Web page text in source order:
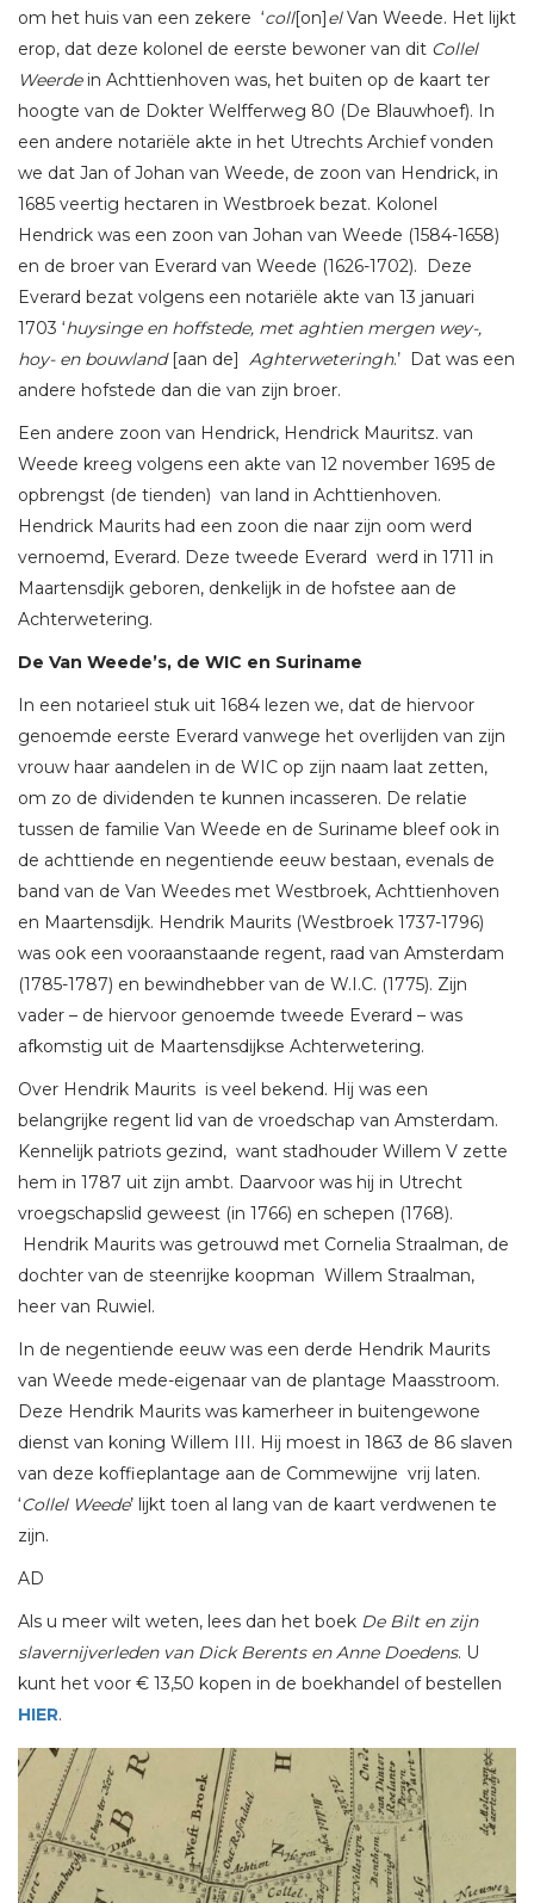
om het huis van een zekere ‘coll[on]elVan Weede. Het lijkt
erop, dat deze kolonel de eerste bewoner van dit Collel
Weerdein Achttienhoven was, het buiten op de kaart ter
hoogte van de Dokter Welfferweg 80 (De Blauwhoef). In
een andere notariële akte in het Utrechts Archief vonden
we dat Jan of Johan van Weede, de zoon van Hendrick, in
1685 veertig hectaren in Westbroek bezat. Kolonel
Hendrick was een zoon van Johan van Weede (1584-1658)
en de broer van Everard van Weede (1626-1702). Deze
Everard bezat volgens een notariële akte van 13 januari
1703 ‘huysinge en hoffstede, met aghtien mergen wey-,
hoy- en bouwland[aan de] Aghterweteringh.’ Dat was een
andere hofstede dan die van zijn broer.
Een andere zoon van Hendrick, Hendrick Mauritsz. van
Weede kreeg volgens een akte van 12 november 1695 de
opbrengst (de tienden) van land in Achttienhoven.
Hendrick Maurits had een zoon die naar zijn oom werd
vernoemd, Everard. Deze tweede Everard werd in 1711 in
Maartensdijk geboren, denkelijk in de hofstee aan de
Achterwetering.
De Van Weede’s, de WIC en Suriname
In een notarieel stuk uit 1684 lezen we, dat de hiervoor
genoemde eerste Everard vanwege het overlijden van zijn
vrouw haar aandelen in de WIC op zijn naam laat zetten,
om zo de dividenden te kunnen incasseren. De relatie
tussen de familie Van Weede en de Suriname bleef ook in
de achttiende en negentiende eeuw bestaan, evenals de
band van de Van Weedes met Westbroek, Achttienhoven
en Maartensdijk. Hendrik Maurits (Westbroek 1737-1796)
was ook een vooraanstaande regent, raad van Amsterdam
(1785-1787) en bewindhebber van de W.I.C. (1775). Zijn
vader – de hiervoor genoemde tweede Everard – was
afkomstig uit de Maartensdijkse Achterwetering.
Over Hendrik Maurits is veel bekend. Hij was een
belangrijke regent lid van de vroedschap van Amsterdam.
Kennelijk patriots gezind, want stadhouder Willem V zette
hem in 1787 uit zijn ambt. Daarvoor was hij in Utrecht
vroegschapslid geweest (in 1766) en schepen (1768).
Hendrik Maurits was getrouwd met Cornelia Straalman, de
dochter van de steenrijke koopman Willem Straalman,
heer van Ruwiel.
In de negentiende eeuw was een derde Hendrik Maurits
van Weede mede-eigenaar van de plantage Maasstroom.
Deze Hendrik Maurits was kamerheer in buitengewone
dienst van koning Willem III. Hij moest in 1863 de 86 slaven
van deze koffieplantage aan de Commewijne vrij laten.
‘Collel Weede’ lijkt toen al lang van de kaart verdwenen te
zijn.
AD
Als u meer wilt weten, lees dan het boek De Bilt en zijn
slavernijverleden van Dick Berents en Anne Doedens. U
kunt het voor € 13,50 kopen in de boekhandel of bestellen
HIER.